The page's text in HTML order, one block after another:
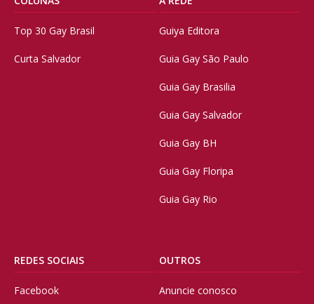
Top 30 Gay Brasil
Curta Salvador
Guiya Editora
Guia Gay São Paulo
Guia Gay Brasilia
Guia Gay Salvador
Guia Gay BH
Guia Gay Floripa
Guia Gay Rio
REDES SOCIAIS
Facebook
OUTROS
Anuncie conosco